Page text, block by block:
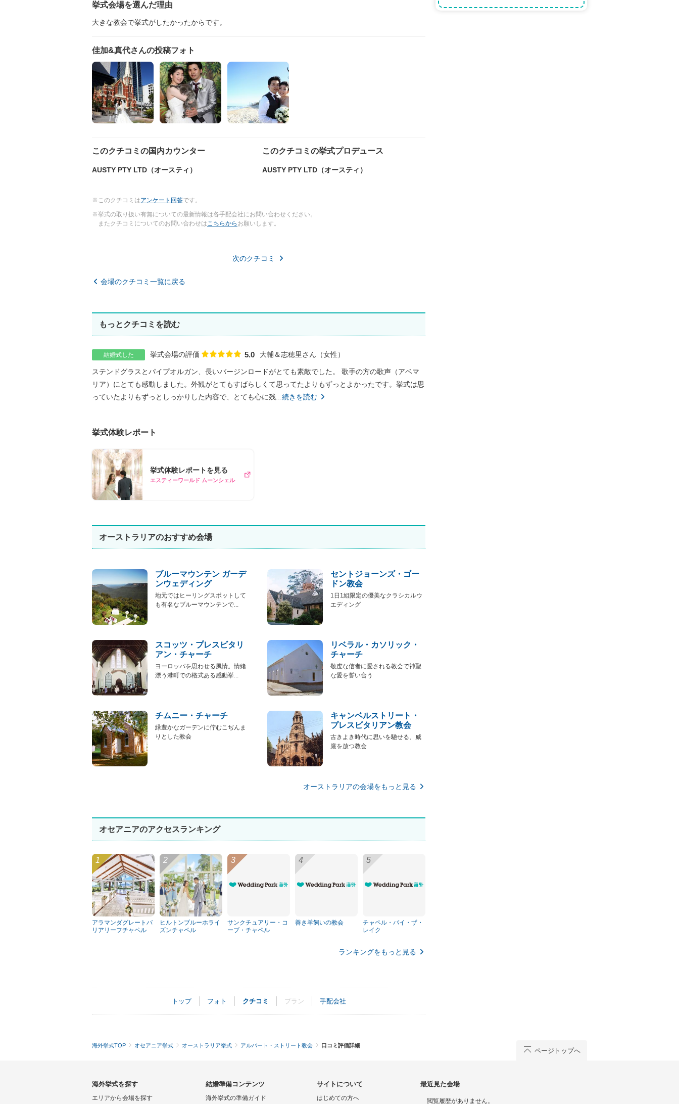
挙式会場を選んだ理由
大きな教会で挙式がしたかったからです。
佳加&真代さんの投稿フォト
このクチコミの国内カウンター
AUSTY PTY LTD（オースティ）
このクチコミの挙式プロデュース
AUSTY PTY LTD（オースティ）
※このクチコミはアンケート回答です。
※挙式の取り扱い有無についての最新情報は各手配会社にお問い合わせください。
またクチコミについてのお問い合わせはこちらから お願いします。
次のクチコミ
会場のクチコミ一覧に戻る
もっとクチコミを読む
結婚式した 挙式会場の評価 点数
5.0 大輔＆志穂里さん 女性
ステンドグラスとパイプオルガン、長いバージンロードがとても素敵でした。 歌手の方の歌声（アベマ
リア）にとても感動しました。外観がとてもすばらしくて思ってたよりもずっとよかったです。挙式は思
っていたよりもずっとしっかりした内容で、とても心に残... 続きを読む
挙式体験レポート
挙式体験レポートを見る
エスティーワールド ムーンシェル
オーストラリアのおすすめ会場
ブルーマウンテン ガーデ
ンウェディング
地元ではヒーリングスポットして
も有名なブルーマウンテンで...
セントジョーンズ・ゴー
ドン教会
1日1組限定の優美なクラシカルウ
エディング
スコッツ・プレスビタリ
アン・チャーチ
ヨーロッパを思わせる風情。情緒
漂う港町での格式ある感動挙...
リベラル・カソリック・
チャーチ
敬虔な信者に愛される教会で神聖
な愛を誓い合う
チムニー・チャーチ
緑豊かなガーデンに佇むこぢんま
りとした教会
キャンベルストリート・
プレスビタリアン教会
古きよき時代に思いを馳せる、威
厳を放つ教会
オーストラリアの会場をもっと見る
オセアニアのアクセスランキング
アラマンダグレートバ
リアリーフチャペル
ヒルトンブルーホライ
ズンチャペル
サンクチュアリー・コ
ーブ・チャペル
善き羊飼いの教会
チャペル・バイ・ザ・
レイク
ランキングをもっと見る
トップ フォト クチコミ プラン 手配会社
海外挙式TOP オセアニア挙式 オーストラリア挙式 アルバート・ストリート教会 口コミ評価詳細
海外挙式を探す
エリアから会場を探す
結婚準備コンテンツ
海外挙式の準備ガイド
サイトについて
はじめての方へ
最近見た会場
閲覧履歴がありません。
ページトップへ